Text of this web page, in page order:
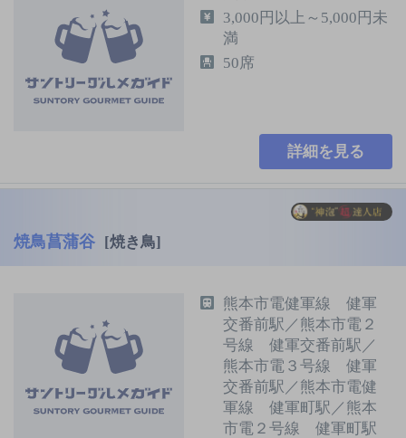
3,000円以上～5,000円未
満
50席
詳細を見る
焼鳥菖蒲谷 [焼き鳥]
熊本市電健軍線 健軍
交番前駅／熊本市電２
号線 健軍交番前駅／
熊本市電３号線 健軍
交番前駅／熊本市電健
軍線 健軍町駅／熊本
市電２号線 健軍町駅